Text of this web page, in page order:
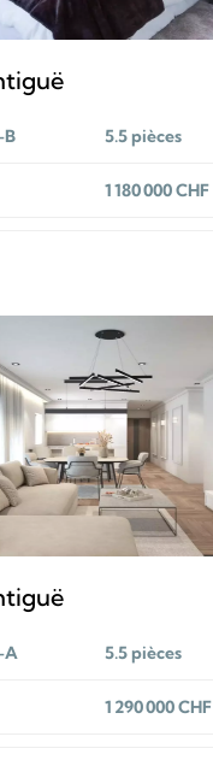
B 5.5 pièces
1 180 000 CHF
A 5.5 pièces
1 290 000 CHF